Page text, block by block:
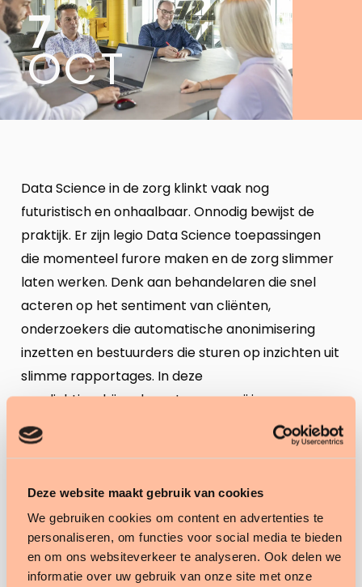
Deze website maakt gebruik van cookies
We gebruiken cookies om content en advertenties te
personaliseren, om functies voor social media te bieden
en om ons websiteverkeer te analyseren. Ook delen we
informatie over uw gebruik van onze site met onze
7
OCT
Data Science in de zorg klinkt vaak nog
futuristisch en onhaalbaar. Onnodig bewijst de
praktijk. Er zijn legio Data Science toepassingen
die momenteel furore maken en de zorg slimmer
laten werken. Denk aan behandelaren die snel
acteren op het sentiment van cliënten,
onderzoekers die automatische anonimisering
inzetten en bestuurders die sturen op inzichten uit
slimme rapportages. In deze
voorlichtingsbijeenkomst nemen wij jouw
zorgorganisatie mee in de wereld van Data
Science en tekstanalyse.
technieken in de gezondheidszorg. Data Science
expert bij het Trimbos Instituut, Joran Lokkerbol,
vertelt verder over de verhouding Data Science,